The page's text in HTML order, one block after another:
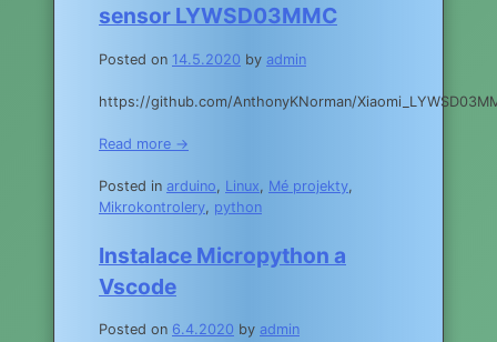
sensor LYWSD03MMC
Posted on 14.5.2020 by admin
https://github.com/AnthonyKNorman/
Read more →
Posted in arduino, Linux, Mé projekty,
Mikrokontrolery, python
Instalace Micropython a
Vscode
Posted on 6.4.2020 by admin